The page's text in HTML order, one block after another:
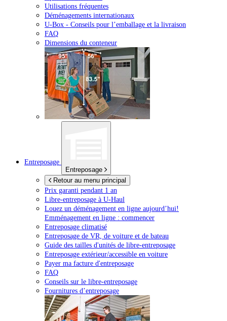
Utilisations fréquentes
Déménagements internationaux
U-Box - Conseils pour l’emballage et la livraison
FAQ
Dimensions du conteneur
Entreposage
Entreposage
Retour au menu principal
Prix garanti pendant 1 an
Libre-entreposage à U-Haul
Louez un déménagement en ligne aujourd’hui!
Emménagement en ligne : commencer
Entreposage climatisé
Entreposage de VR, de voiture et de bateau
Guide des tailles d'unités de libre-entreposage
Entreposage extérieur/accessible en voiture
Payer ma facture d'entreposage
FAQ
Conseils sur le libre-entreposage
Fournitures d’entreposage